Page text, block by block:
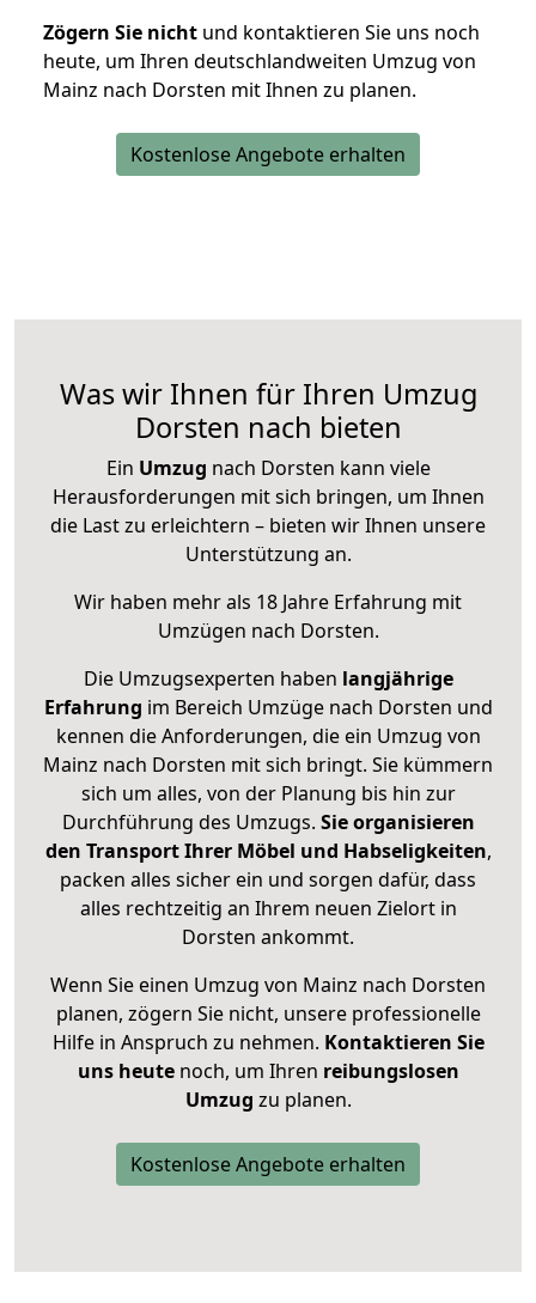
Zögern Sie nicht und kontaktieren Sie uns noch
heute, um Ihren deutschlandweiten Umzug von
Mainz nach Dorsten mit Ihnen zu planen.
Kostenlose Angebote erhalten
Was wir Ihnen für Ihren Umzug
Dorsten nach bieten
Ein Umzug nach Dorsten kann viele
Herausforderungen mit sich bringen, um Ihnen
die Last zu erleichtern – bieten wir Ihnen unsere
Unterstützung an.
Wir haben mehr als 18 Jahre Erfahrung mit
Umzügen nach Dorsten.
Die Umzugsexperten haben langjährige
Erfahrung im Bereich Umzüge nach Dorsten und
kennen die Anforderungen, die ein Umzug von
Mainz nach Dorsten mit sich bringt. Sie kümmern
sich um alles, von der Planung bis hin zur
Durchführung des Umzugs. Sie organisieren
den Transport Ihrer Möbel und Habseligkeiten,
packen alles sicher ein und sorgen dafür, dass
alles rechtzeitig an Ihrem neuen Zielort in
Dorsten ankommt.
Wenn Sie einen Umzug von Mainz nach Dorsten
planen, zögern Sie nicht, unsere professionelle
Hilfe in Anspruch zu nehmen. Kontaktieren Sie
uns heutenoch, um Ihren reibungslosen
Umzug zu planen.
Kostenlose Angebote erhalten